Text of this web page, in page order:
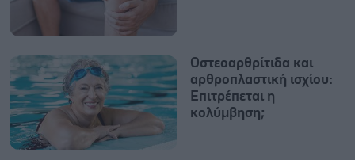
Οστεοαρθρίτιδα και
αρθροπλαστική ισχίου:
Επιτρέπεται η
κολύμβηση;